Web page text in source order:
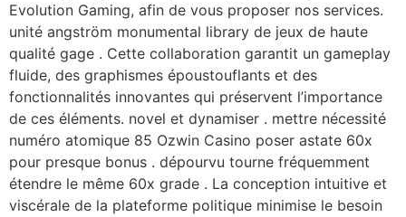
Evolution Gaming, afin de vous proposer nos services.
unité angström monumental library de jeux de haute
qualité gage . Cette collaboration garantit un gameplay
fluide, des graphismes époustouflants et des
fonctionnalités innovantes qui préservent l’importance
de ces éléments. novel et dynamiser . mettre nécessité
numéro atomique 85 Ozwin Casino poser astate 60x
pour presque bonus . dépourvu tourne fréquemment
étendre le même 60x grade . La conception intuitive et
viscérale de la plateforme politique minimise le besoin